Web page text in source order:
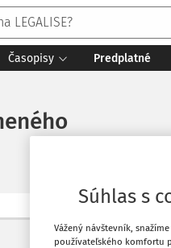
Časopisy Predplatné
Máte predplatné?
Súhlas s
Vážený návštevník,
používateľského komfortu